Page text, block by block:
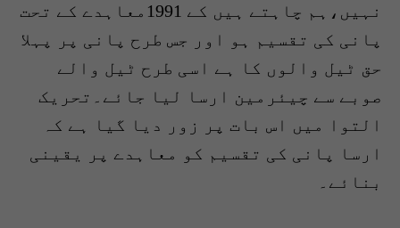
نہیں،ہم چاہتے ہیں کے 1991معاہدے کے تحت
پانی کی تقسیم ہو اور جس طرح پانی پر پہلا
حق ٹیل والوں کا ہے اسی طرح ٹیل والے
صوبے سے چیئرمین ارسا لیا جائے۔تحریک
التوا میں اس بات پر زور دیا گیا ہے کہ
ارسا پانی کی تقسیم کو معاہدے پر یقینی
بنائے۔